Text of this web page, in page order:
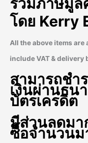
โดย Kerry
All the above items
include VAT& delivery
สามารถชำ
เงินผ่านธน
บัตรเครดิต
มีส่วนลดมา
ซื้อจำนวนม